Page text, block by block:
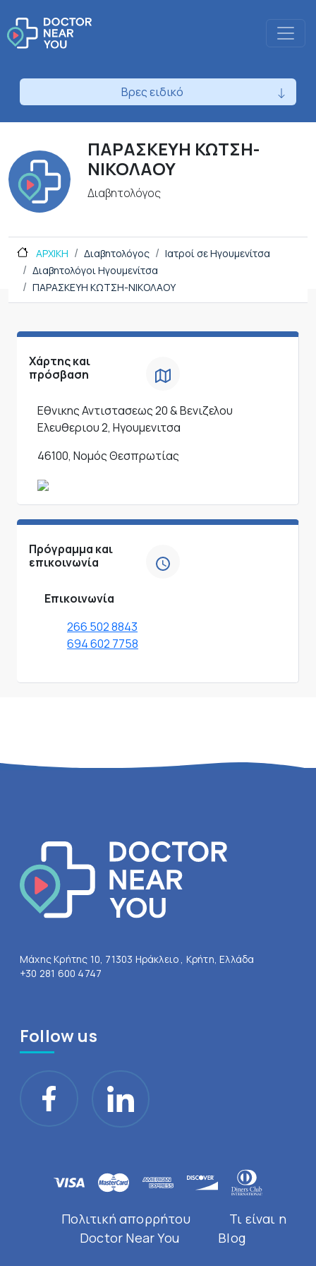
Βρες ειδικό
ΠΑΡΑΣΚΕΥΗ ΚΩΤΣΗ-
ΝΙΚΟΛΑΟΥ
Διαβητολόγος
ΑΡΧΙΚΗ Διαβητολόγος
Ιατροί σε Ηγουμενίτσα
Διαβητολόγοι Ηγουμενίτσα
ΠΑΡΑΣΚΕΥΗ ΚΩΤΣΗ-ΝΙΚΟΛΑΟΥ
Χάρτης και
πρόσβαση
Εθνικης Αντιστασεως 20 & Βενιζελου
Ελευθεριου 2, Ηγουμενιτσα
46100, Νομός Θεσπρωτίας
Πρόγραμμα και
επικοινωνία
Επικοινωνία
266 502 8843
694 602 7758
Μάχης Κρήτης 10, 71303 Ηράκλειο , Κρήτη, Ελλάδα
+30 281 600 4747
Follow us
Πολιτική απορρήτου
Τι είναι η
Doctor Near You
Blog